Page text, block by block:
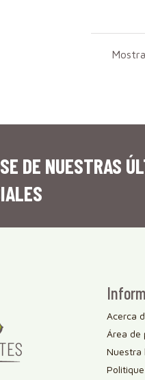
DE NUESTRAS
Acerca
Área de
Nuestra